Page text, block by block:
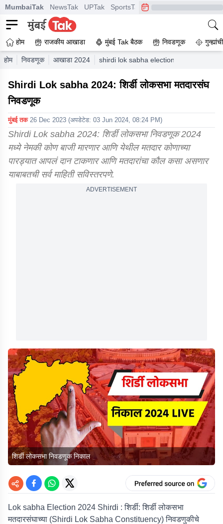
MumbaiTak NewsTak UPTak SportsTak CrimeTak
होम राजकीय आखाडा मुंबई Tak बैठक निवडणूक
होम निवडणूक आखाडा 2024 shirdi lok sabha election results 2024
Shirdi Lok sabha 2024: शिर्डी लोकसभा मतदारसंघ
निवडणूक
मुंबई तक 26 Dec 2023 (अपडेटेड: 03 Jun 2024, 08:24 PM)
Shirdi Lok sabha 2024: शिर्डी लोकसभा निवडणूक 2024
मध्ये नेमकी कोण बाजी मारणार आणि येथील मतदार कोणाच्या
पारड्यात आपलं दान टाकणार आणि मतदारांचा कौल कसा असणार
याबाबतची सर्व माहिती सविस्तरपणे.
ADVERTISEMENT
शिर्डी लोकसभा निवडणूक निकाल
Lok sabha Election 2024 Shirdi : शिर्डी: शिर्डी लोकसभा
मतदारसंघाच्या (Shirdi Lok Sabha Constituency) निवडणुकीचे